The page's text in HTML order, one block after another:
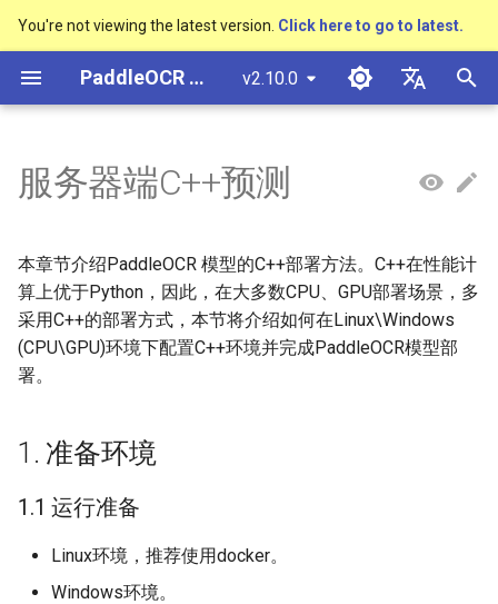
You're not viewing the latest version. Click here to go to latest.
PaddleOCR 文档 v2.10.0
Pу́сский язы́к
हिन्दी
한국인
正
在
始
搜
索
引
快速开始 支持硬件列表
基于C++预测引擎推理
Visual Studio 2019
Community CMake 编译指南
服务化部署
Jetson部署
端侧部署
网页前端部署
快速开始
快速安装
效果展示
运行环境
文本检测
文本识别
文本方向分类器
模型裁剪
知识蒸馏
博客
PP-OCRv4技术报告
paddleocr package使用说
多语言模型
版面分析
表格识别
版面恢复
关键信息提取
1.1 运行准备
1.2 编译opencv库
1.3 下载或者编译Paddle预
测库
1.3.2 预测库源码编译
2. 开始运行
2.1 准备模型
怎样完成基于图像数据的信息
文本检测算法 EAST
SAST
PSENet
文本识别算法
Rosetta
STAR-Net
RARE
文本超分辨率算法
Text Telescope
公式识别算法
LaTeX-OCR
UniMERNet
PP-FormulaNet
TableSLANet
LayoutLM
SDMGR
使用PaddleOCR架构添加新算
通用
制造
液晶屏读数识别
包装生产日期
PCB文字识别
金融
增值税发票
印章检测与识别
通用卡证识别
交通
其它数据标注工具
其它数据合成工具
手写中文OCR数据集
垂类多语言OCR数据集
版面分析数据集
表格识别数据集
附录
服务器端C++预测
本章节介绍PaddleOCR 模型的C++部署方法。C++在性能计
算上优于Python，因此，在大多数CPU、GPU部署场景，多
采用C++的部署方式，本节将介绍如何在Linux\Windows
(CPU\GPU)环境下配置C++环境并完成PaddleOCR模型部
署。
1. 准备环境
1.1 运行准备
Linux环境，推荐使用docker。
Windows环境。